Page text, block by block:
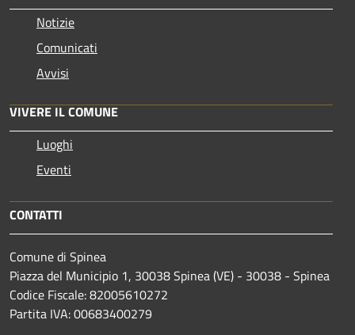
Notizie
Comunicati
Avvisi
VIVERE IL COMUNE
Luoghi
Eventi
CONTATTI
Comune di Spinea
Piazza del Municipio 1, 30038 Spinea (VE) - 30038 - Spinea
Codice Fiscale: 82005610272
Partita IVA: 00683400279